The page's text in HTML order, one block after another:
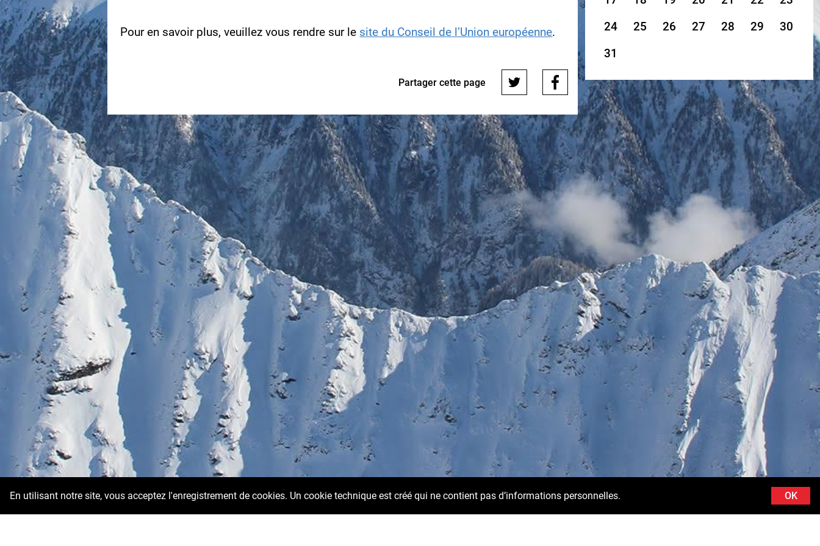
En utilisant notre site, vous acceptez l'enregistrement de cookies. Un cookie technique est créé qui ne contient pas d’informations personnelles. OK
Pour en savoir plus, veuillez vous rendre sur le site du Conseil de l’Union européenne.
Partager cette page
24
25 26 27 28 29
30
31